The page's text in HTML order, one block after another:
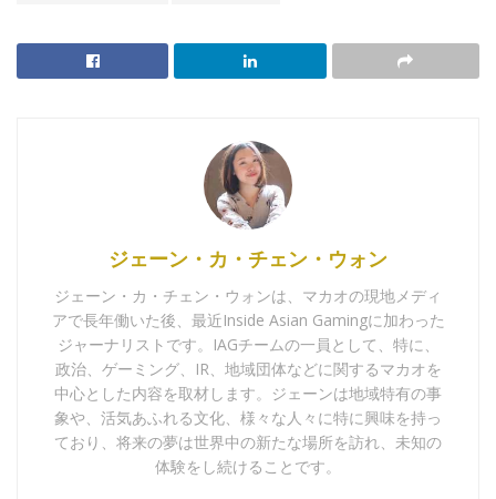
ジェーン・カ・チェン・ウォン
ジェーン・カ・チェン・ウォンは、マカオの現地メディ
アで長年働いた後、最近Inside Asian Gamingに加わった
ジャーナリストです。IAGチームの一員として、特に、
政治、ゲーミング、IR、地域団体などに関するマカオを
中心とした内容を取材します。ジェーンは地域特有の事
象や、活気あふれる文化、様々な人々に特に興味を持っ
ており、将来の夢は世界中の新たな場所を訪れ、未知の
体験をし続けることです。